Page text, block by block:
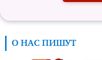
О НАС ПИШУТ